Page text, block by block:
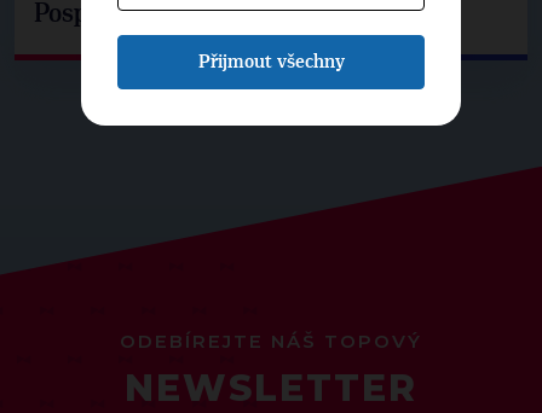
Pospíšil: Je tu pachuť
ODEBÍREJTE NÁŠ TOPOVÝ
NEWSLETTER
Přijmout všechny